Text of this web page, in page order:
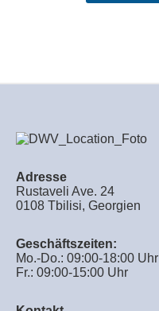
Adresse
Rustaveli Ave. 24
0108 Tbilisi, Georgien
Geschäftszeiten:
Mo.-Do.: 09:00-18:00 Uhr
Fr.: 09:00-15:00 Uhr